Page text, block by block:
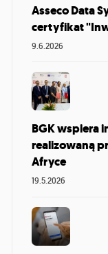
Asseco Data
certyfikat
9.6.2026
BGK wspiera
realizowaną
Afryce
19.5.2026